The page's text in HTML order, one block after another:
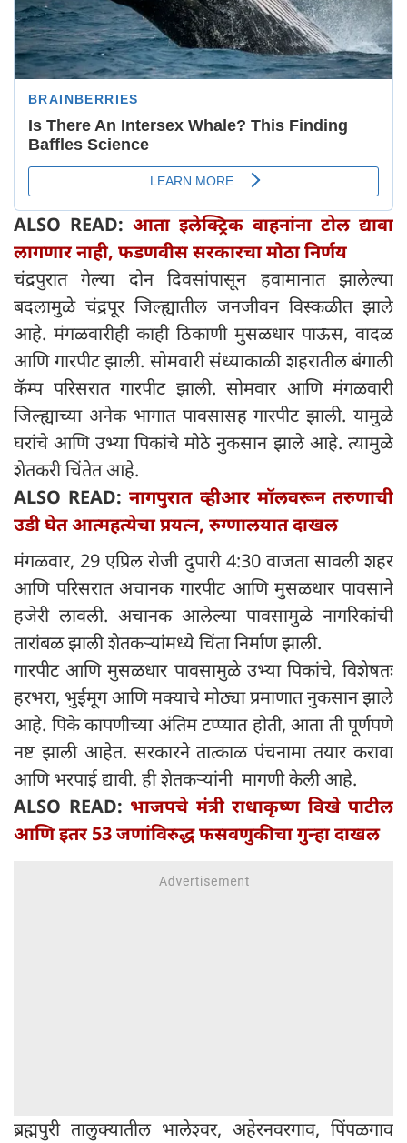
ALSO READ: आता इलेक्ट्रिक वाहनांना टोल द्यावा
लागणार नाही, फडणवीस सरकारचा मोठा निर्णय
चंद्रपुरात गेल्या दोन दिवसांपासून हवामानात झालेल्या
बदलामुळे चंद्रपूर जिल्ह्यातील जनजीवन विस्कळीत झाले
आहे. मंगळवारीही काही ठिकाणी मुसळधार पाऊस, वादळ
आणि गारपीट झाली. सोमवारी संध्याकाळी शहरातील बंगाली
कॅम्प परिसरात गारपीट झाली. सोमवार आणि मंगळवारी
जिल्ह्याच्या अनेक भागात पावसासह गारपीट झाली. यामुळे
घरांचे आणि उभ्या पिकांचे मोठे नुकसान झाले आहे. त्यामुळे
शेतकरी चिंतेत आहे.
ALSO READ:नागपुरात व्हीआर मॉलवरून तरुणाची
उडी घेत आत्महत्येचा प्रयत्न, रुग्णालयात दाखल
मंगळवार, 29 एप्रिल रोजी दुपारी 4:30 वाजता सावली शहर
आणि परिसरात अचानक गारपीट आणि मुसळधार पावसाने
हजेरी लावली. अचानक आलेल्या पावसामुळे नागरिकांची
तारांबळ झाली शेतकऱ्यांमध्ये चिंता निर्माण झाली.
गारपीट आणि मुसळधार पावसामुळे उभ्या पिकांचे, विशेषतः
हरभरा, भुईमूग आणि मक्याचे मोठ्या प्रमाणात नुकसान झाले
आहे. पिके कापणीच्या अंतिम टप्प्यात होती, आता ती पूर्णपणे
नष्ट झाली आहेत. सरकारने तात्काळ पंचनामा तयार करावा
आणि भरपाई द्यावी. ही शेतकऱ्यांनी मागणी केली आहे.
ALSO READ: भाजपचे मंत्री राधाकृष्ण विखे पाटील
आणि इतर 53 जणांविरुद्ध फसवणुकीचा गुन्हा दाखल
ब्रह्मपुरी तालुक्यातील भालेश्वर, अहेरनवरगाव, पिंपळगाव